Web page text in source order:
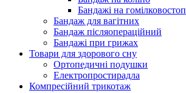
Бандажі на гомілковостоп
Бандаж для вагітних
Бандаж післяопераційний
Бандажі при грижах
Товари для здорового сну
Ортопедичні подушки
Електропростирадла
Компресійний трикотаж